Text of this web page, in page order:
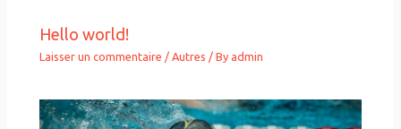
Hello world!
Laisser un commentaire /Autres / By admin